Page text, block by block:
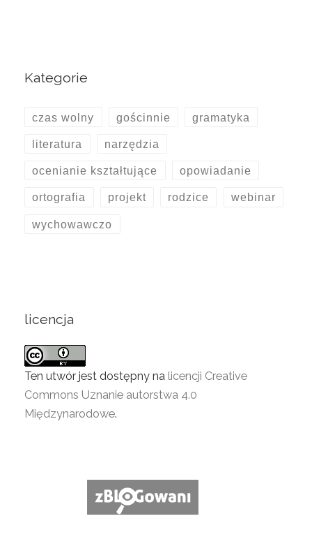
Kategorie
czas wolny gościnnie gramatyka
literatura narzędzia
ocenianie kształtujące opowiadanie
ortografia projekt rodzice webinar
wychowawczo
licencja
Ten utwór jest dostępny na licencji Creative
Commons Uznanie autorstwa 4.0
Międzynarodowe.